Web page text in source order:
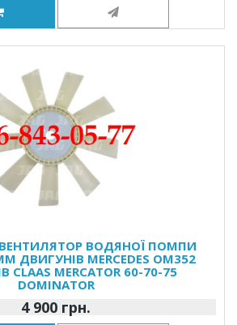
ВЕНТИЛЯТОР ВОДЯНОЇ ПОМПИ
ДВИГУНІВ MERCEDES OM352
MERCATOR 60-70-75
DOMINATOR
4 900 грн.